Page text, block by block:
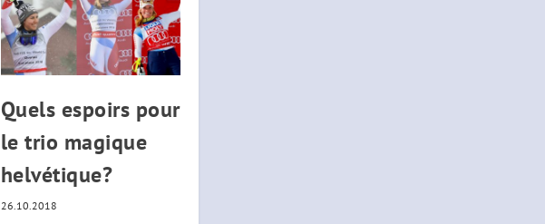
Quels espoirs pour
le trio magique
helvétique?
26.10.2018